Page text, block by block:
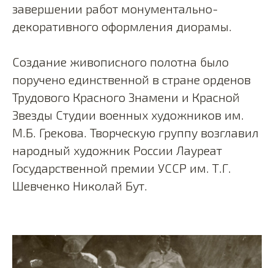
завершении работ монументально-
декоративного оформления диорамы.
Создание живописного полотна было
поручено единственной в стране орденов
Трудового Красного Знамени и Красной
Звезды Студии военных художников им.
М.Б. Грекова. Творческую группу возглавил
народный художник России Лауреат
Государственной премии УССР им. Т.Г.
Шевченко Николай Бут.